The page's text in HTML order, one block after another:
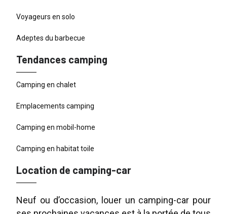
Voyageurs en solo
Adeptes du barbecue
Tendances camping
Camping en chalet
Emplacements camping
Camping en mobil-home
Camping en habitat toile
Location de camping-car
Neuf ou d’occasion, louer un camping-car pour